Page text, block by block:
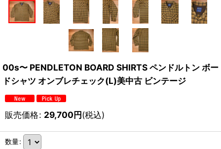
00s〜 PENDLETON BOARD SHIRTS ペンドルトン ボー
ドシャツ オンブレチェック(L)美中古 ビンテージ
販売価格: 29,700円(税込)
数量: